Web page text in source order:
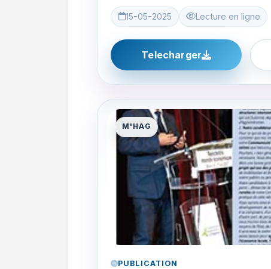
15-05-2025 Lecture en ligne
Telecharger
M'HAG
PUBLICATION